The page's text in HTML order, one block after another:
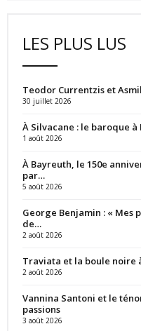
LES PLUS LUS
Teodor Currentzis et
30 juillet 2026
À Silvacane : le baroque à
1 août 2026
À Bayreuth, le 150e
par…
5 août 2026
George Benjamin : « Mes
de…
2 août 2026
Traviata et la boule noire
2 août 2026
Vannina Santoni et le
passions
3 août 2026